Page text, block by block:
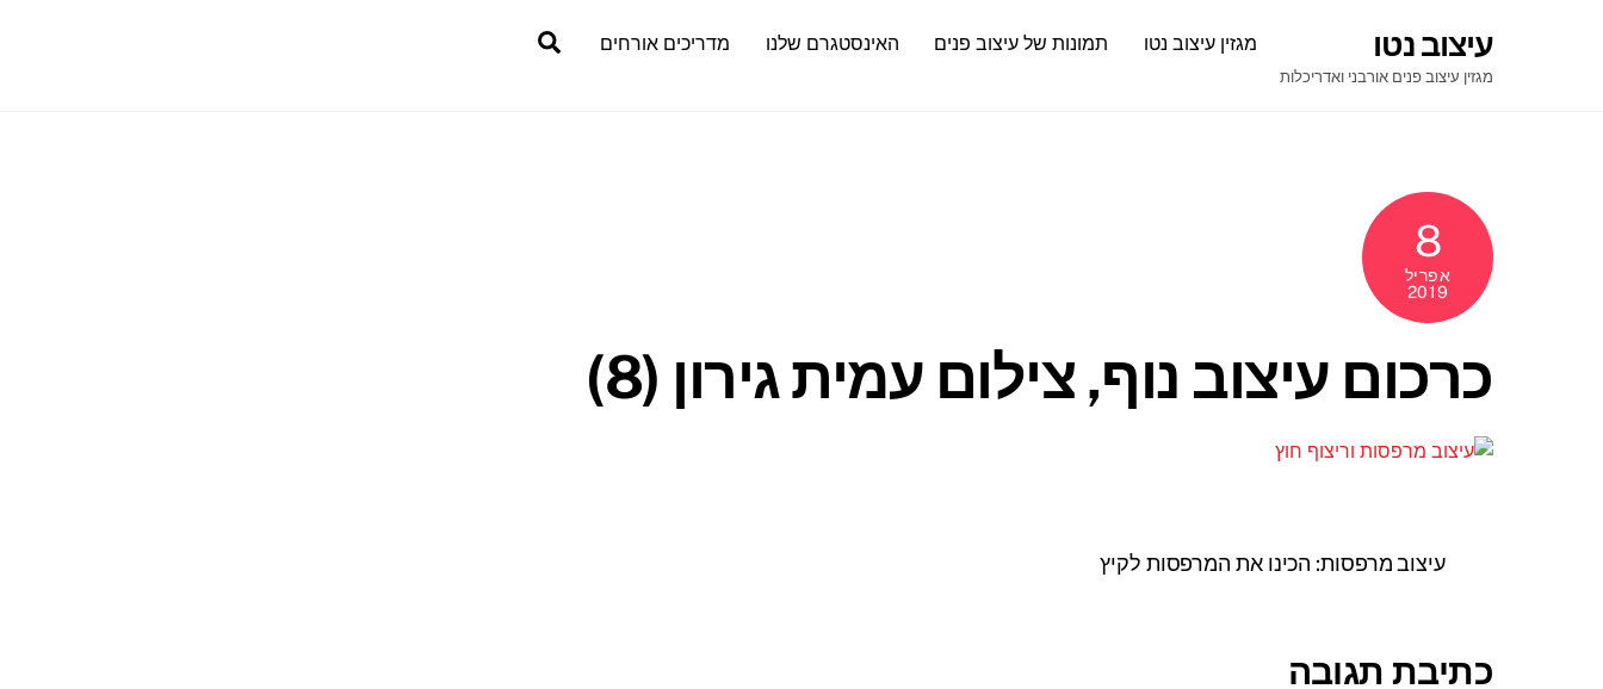
עיצוב נטו
מגזין עיצוב פנים אורבני ואדריכלות
Search מגזין עיצוב נטו תמונות של עיצוב פנים האינסטגרם שלנו מדריכים אורחים
8
אפריל
2019
כרכום עיצוב נוף, צילום עמית גירון (8)
עיצוב מרפסות: הכינו את המרפסות לקיץ
כתיבת תגובה